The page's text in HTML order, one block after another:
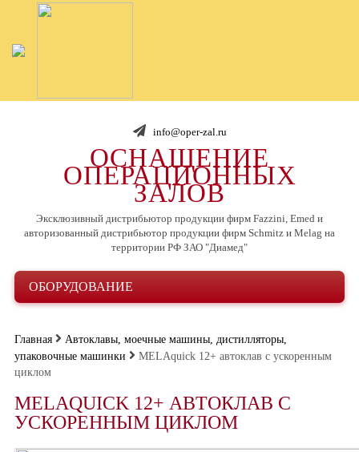
info@oper-zal.ru
ОСНАЩЕНИЕ
ОПЕРАЦИОННЫХ
ЗАЛОВ
Эксклюзивный дистрибьютор продукции фирм Fazzini, Emed и
авторизованный дистрибьютор продукции фирм Schmitz и Melag на
территории РФ ЗАО "Диамед"
ОБОРУДОВАНИЕ
Главная
Автоклавы, моечные машины, дистилляторы,
упаковочные машинки
MELAquick 12+ автоклав с ускоренным
циклом
MELAQUICK 12+ АВТОКЛАВ С
УСКОРЕННЫМ ЦИКЛОМ